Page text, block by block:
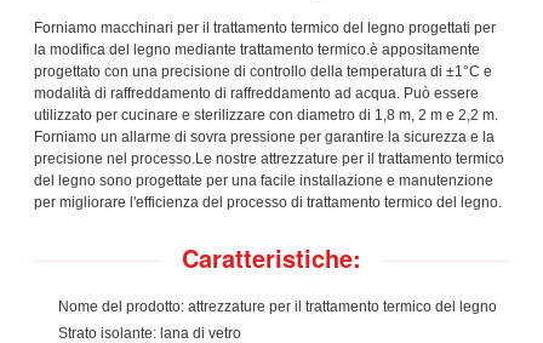
Forniamo macchinari per il trattamento termico del legno progettati per
la modifica del legno mediante trattamento termico.è appositamente
progettato con una precisione di controllo della temperatura di ±1°C e
modalità di raffreddamento di raffreddamento ad acqua. Può essere
utilizzato per cucinare e sterilizzare con diametro di 1,8 m, 2 m e 2,2 m.
Forniamo un allarme di sovra pressione per garantire la sicurezza e la
precisione nel processo.Le nostre attrezzature per il trattamento termico
del legno sono progettate per una facile installazione e manutenzione
per migliorare l'efficienza del processo di trattamento termico del legno.
Caratteristiche:
Nome del prodotto: attrezzature per il trattamento termico del legno
Strato isolante: lana di vetro